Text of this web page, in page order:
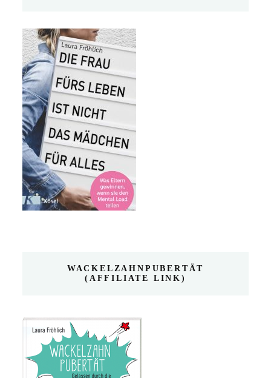
WACKELZAHNPUBERTÄT
(AFFILIATE LINK)